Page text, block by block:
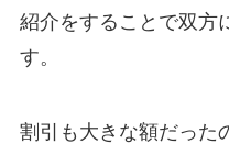
紹介をすることで双方
す。
割引も大きな額だった